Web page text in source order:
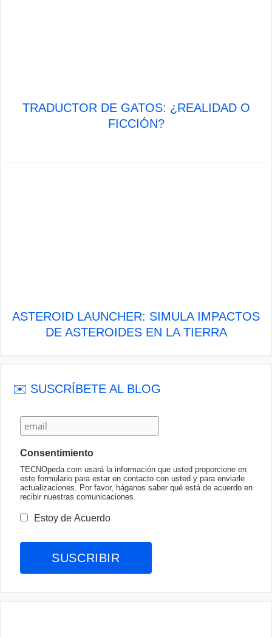
TRADUCTOR DE GATOS: ¿REALIDAD O
FICCIÓN?
ASTEROID LAUNCHER: SIMULA IMPACTOS
DE ASTEROIDES EN LA TIERRA
✉️ SUSCRÍBETE AL BLOG
Consentimiento
TECNOpeda.com usará la información que usted proporcione en
este formulario para estar en contacto con usted y para enviarle
actualizaciones. Por favor, háganos saber qué está de acuerdo en
recibir nuestras comunicaciones.
Estoy de Acuerdo